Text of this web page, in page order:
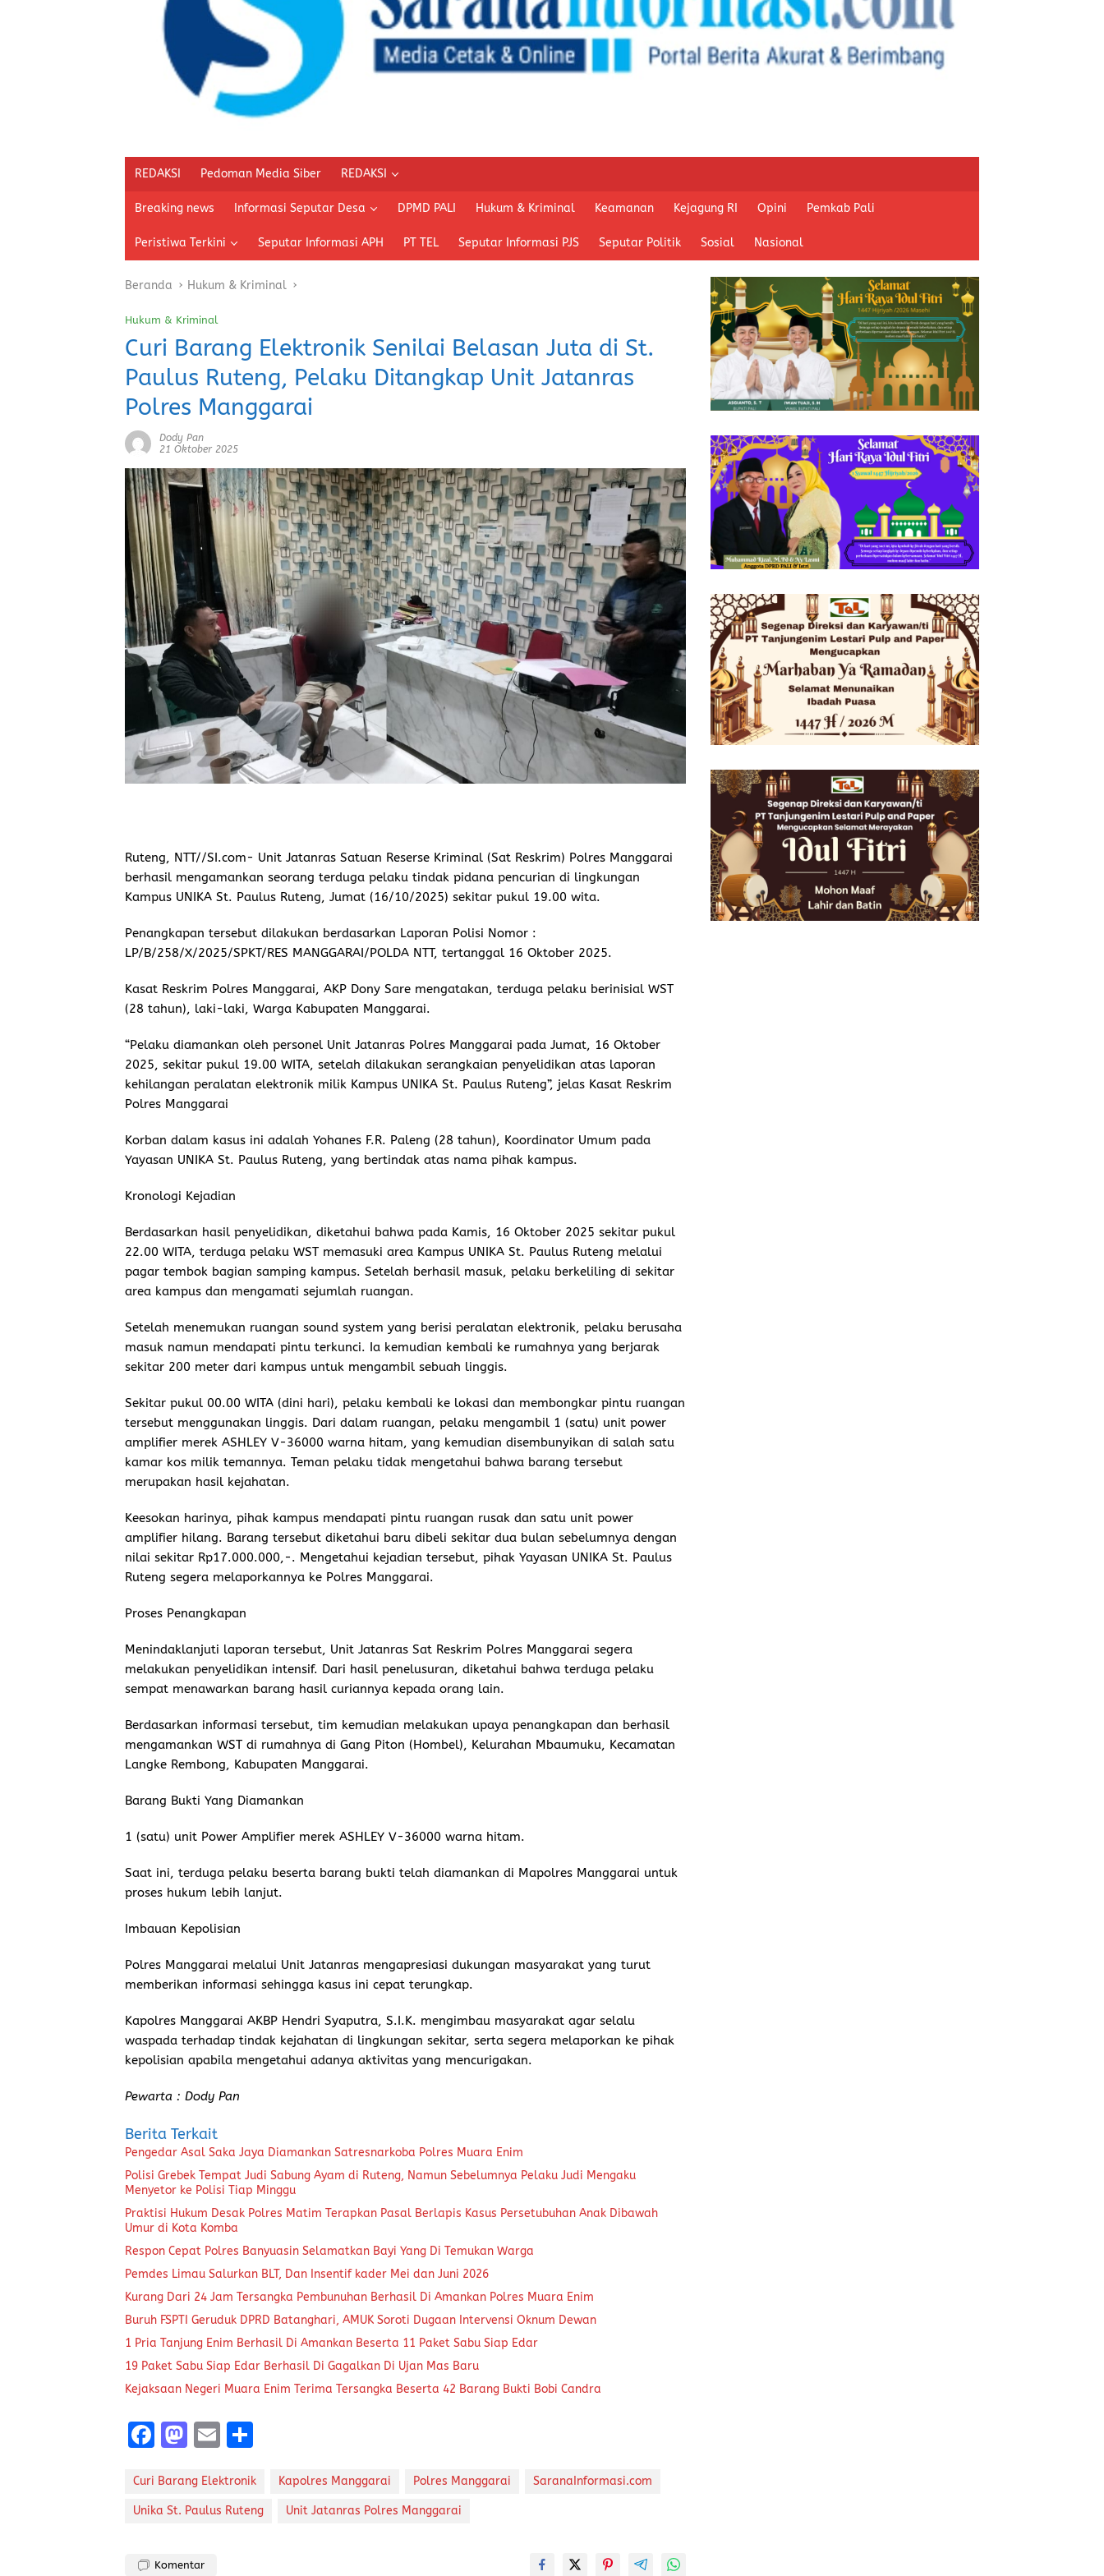
REDAKSI Pedoman Media Siber REDAKSI
Breaking news Informasi Seputar Desa DPMD PALI Hukum & Kriminal Keamanan Kejagung RI Opini Pemkab Pali
Peristiwa Terkini Seputar Informasi APH PT TEL Seputar Informasi PJS Seputar Politik Sosial Nasional
Beranda Hukum & Kriminal
Hukum & Kriminal
Curi Barang Elektronik Senilai Belasan Juta di St.
Paulus Ruteng, Pelaku Ditangkap Unit Jatanras
Polres Manggarai
Dody Pan
21 Oktober 2025
Ruteng, NTT//SI.com- Unit Jatanras Satuan Reserse Kriminal (Sat Reskrim) Polres Manggarai
berhasil mengamankan seorang terduga pelaku tindak pidana pencurian di lingkungan
Kampus UNIKA St. Paulus Ruteng, Jumat (16/10/2025) sekitar pukul 19.00 wita.
Penangkapan tersebut dilakukan berdasarkan Laporan Polisi Nomor :
LP/B/258/X/2025/SPKT/RES MANGGARAI/POLDA NTT, tertanggal 16 Oktober 2025.
Kasat Reskrim Polres Manggarai, AKP Dony Sare mengatakan, terduga pelaku berinisial WST
(28 tahun), laki-laki, Warga Kabupaten Manggarai.
“Pelaku diamankan oleh personel Unit Jatanras Polres Manggarai pada Jumat, 16 Oktober
2025, sekitar pukul 19.00 WITA, setelah dilakukan serangkaian penyelidikan atas laporan
kehilangan peralatan elektronik milik Kampus UNIKA St. Paulus Ruteng”, jelas Kasat Reskrim
Polres Manggarai
Korban dalam kasus ini adalah Yohanes F.R. Paleng (28 tahun), Koordinator Umum pada
Yayasan UNIKA St. Paulus Ruteng, yang bertindak atas nama pihak kampus.
Kronologi Kejadian
Berdasarkan hasil penyelidikan, diketahui bahwa pada Kamis, 16 Oktober 2025 sekitar pukul
22.00 WITA, terduga pelaku WST memasuki area Kampus UNIKA St. Paulus Ruteng melalui
pagar tembok bagian samping kampus. Setelah berhasil masuk, pelaku berkeliling di sekitar
area kampus dan mengamati sejumlah ruangan.
Setelah menemukan ruangan sound system yang berisi peralatan elektronik, pelaku berusaha
masuk namun mendapati pintu terkunci. Ia kemudian kembali ke rumahnya yang berjarak
sekitar 200 meter dari kampus untuk mengambil sebuah linggis.
Sekitar pukul 00.00 WITA (dini hari), pelaku kembali ke lokasi dan membongkar pintu ruangan
tersebut menggunakan linggis. Dari dalam ruangan, pelaku mengambil 1 (satu) unit power
amplifier merek ASHLEY V-36000 warna hitam, yang kemudian disembunyikan di salah satu
kamar kos milik temannya. Teman pelaku tidak mengetahui bahwa barang tersebut
merupakan hasil kejahatan.
Keesokan harinya, pihak kampus mendapati pintu ruangan rusak dan satu unit power
amplifier hilang. Barang tersebut diketahui baru dibeli sekitar dua bulan sebelumnya dengan
nilai sekitar Rp17.000.000,-. Mengetahui kejadian tersebut, pihak Yayasan UNIKA St. Paulus
Ruteng segera melaporkannya ke Polres Manggarai.
Proses Penangkapan
Menindaklanjuti laporan tersebut, Unit Jatanras Sat Reskrim Polres Manggarai segera
melakukan penyelidikan intensif. Dari hasil penelusuran, diketahui bahwa terduga pelaku
sempat menawarkan barang hasil curiannya kepada orang lain.
Berdasarkan informasi tersebut, tim kemudian melakukan upaya penangkapan dan berhasil
mengamankan WST di rumahnya di Gang Piton (Hombel), Kelurahan Mbaumuku, Kecamatan
Langke Rembong, Kabupaten Manggarai.
Barang Bukti Yang Diamankan
1 (satu) unit Power Amplifier merek ASHLEY V-36000 warna hitam.
Saat ini, terduga pelaku beserta barang bukti telah diamankan di Mapolres Manggarai untuk
proses hukum lebih lanjut.
Imbauan Kepolisian
Polres Manggarai melalui Unit Jatanras mengapresiasi dukungan masyarakat yang turut
memberikan informasi sehingga kasus ini cepat terungkap.
Kapolres Manggarai AKBP Hendri Syaputra, S.I.K. mengimbau masyarakat agar selalu
waspada terhadap tindak kejahatan di lingkungan sekitar, serta segera melaporkan ke pihak
kepolisian apabila mengetahui adanya aktivitas yang mencurigakan.
Pewarta : Dody Pan
Berita Terkait
Pengedar Asal Saka Jaya Diamankan Satresnarkoba Polres Muara Enim
Polisi Grebek Tempat Judi Sabung Ayam di Ruteng, Namun Sebelumnya Pelaku Judi Mengaku
Menyetor ke Polisi Tiap Minggu
Praktisi Hukum Desak Polres Matim Terapkan Pasal Berlapis Kasus Persetubuhan Anak Dibawah
Umur di Kota Komba
Respon Cepat Polres Banyuasin Selamatkan Bayi Yang Di Temukan Warga
Pemdes Limau Salurkan BLT, Dan Insentif kader Mei dan Juni 2026
Kurang Dari 24 Jam Tersangka Pembunuhan Berhasil Di Amankan Polres Muara Enim
Buruh FSPTI Geruduk DPRD Batanghari, AMUK Soroti Dugaan Intervensi Oknum Dewan
1 Pria Tanjung Enim Berhasil Di Amankan Beserta 11 Paket Sabu Siap Edar
19 Paket Sabu Siap Edar Berhasil Di Gagalkan Di Ujan Mas Baru
Kejaksaan Negeri Muara Enim Terima Tersangka Beserta 42 Barang Bukti Bobi Candra
F
ce
b
o
M
st
o
o
E
ai
l
a
re
Curi Barang Elektronik Kapolres Manggarai Polres Manggarai SaranaInformasi.com
Unika St. Paulus Ruteng Unit Jatanras Polres Manggarai
Komentar